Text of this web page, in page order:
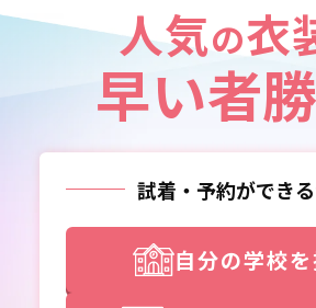
人気の衣
早い者
試着・予約ができ
自分の学校